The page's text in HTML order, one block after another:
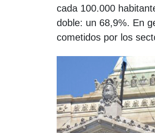
cada 100.000
doble: un 68,9%. En
cometidos por los